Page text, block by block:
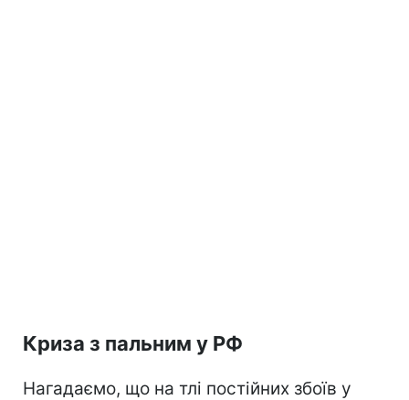
Криза з пальним у РФ
Нагадаємо, що на тлі постійних збоїв у